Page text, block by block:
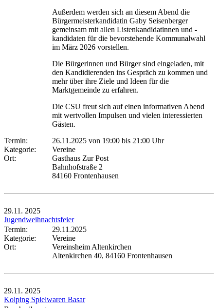
Außerdem werden sich an diesem Abend die
Bürgermeisterkandidatin Gaby Seisenberger
gemeinsam mit allen Listenkandidatinnen und -
kandidaten für die bevorstehende Kommunalwahl
im März 2026 vorstellen.
Die Bürgerinnen und Bürger sind eingeladen, mit
den Kandidierenden ins Gespräch zu kommen und
mehr über ihre Ziele und Ideen für die
Marktgemeinde zu erfahren.
Die CSU freut sich auf einen informativen Abend
mit wertvollen Impulsen und vielen interessierten
Gästen.
Termin:
26.11.2025 von 19:00 bis 21:00 Uhr
Kategorie:
Vereine
Ort:
Gasthaus Zur Post
Bahnhofstraße 2
84160 Frontenhausen
29.11. 2025
Jugendweihnachtsfeier
Termin:
29.11.2025
Kategorie:
Vereine
Ort:
Vereinsheim Altenkirchen
Altenkirchen 40, 84160 Frontenhausen
29.11. 2025
Kolping Spielwaren Basar